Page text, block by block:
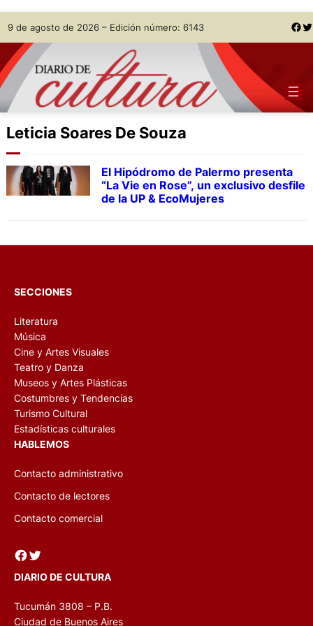
Skip
to
content
9 de agosto de 2026 – Edición número: 6143 Facebook Twitter
Leticia Soares De Souza
El Hipódromo de Palermo presenta
“La Vie en Rose”, un exclusivo desfile
de la UP & EcoMujeres
SECCIONES
Literatura
Música
Cine y Artes Visuales
Teatro y Danza
Museos y Artes Plásticas
Costumbres y Tendencias
Turismo Cultural
Estadísticas culturales
HABLEMOS
Contacto administrativo
Contacto de lectores
Contacto comercial
Facebook Twitter
DIARIO DE CULTURA
Tucumán 3808 – P.B.
Ciudad de Buenos Aires